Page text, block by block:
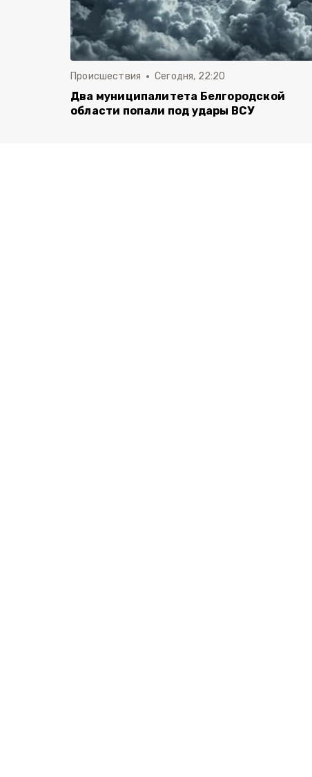
Происшествия Сегодня, 22:20
Два муниципалитета Белгородской
области попали под удары ВСУ